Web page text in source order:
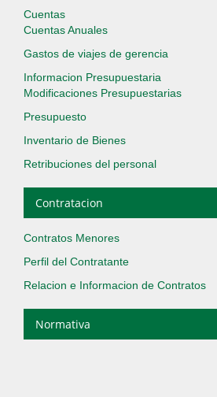
Cuentas
Cuentas Anuales
Gastos de viajes de gerencia
Informacion Presupuestaria
Modificaciones Presupuestarias
Presupuesto
Inventario de Bienes
Retribuciones del personal
Contratacion
Contratos Menores
Perfil del Contratante
Relacion e Informacion de Contratos
Normativa